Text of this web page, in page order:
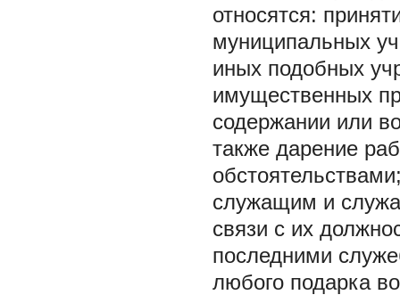
относятся:
муниципальных
иных подобных
имущественных
содержании или
также дарение
служащим и
связи с их
последними
любого подарка